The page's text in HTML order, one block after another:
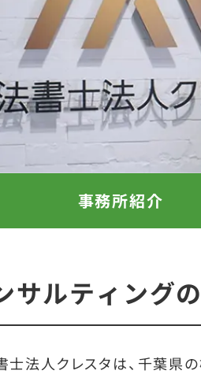
事務所紹介
サルティング
士法人クレスタは、千葉県